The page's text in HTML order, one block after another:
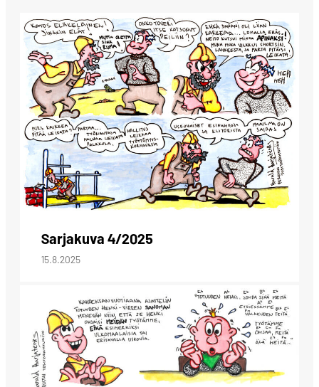
Sarjakuva 4/2025
15.8.2025